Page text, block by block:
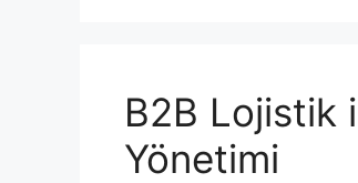
B2B Lojistik
Yönetimi